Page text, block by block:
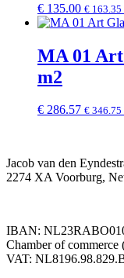
€ 135.00 € 163.35
MA 01
m2
€ 286.57 € 346.75
Jacob van den
2274 XA Voorburg,
IBAN:
Chamber of
VAT: